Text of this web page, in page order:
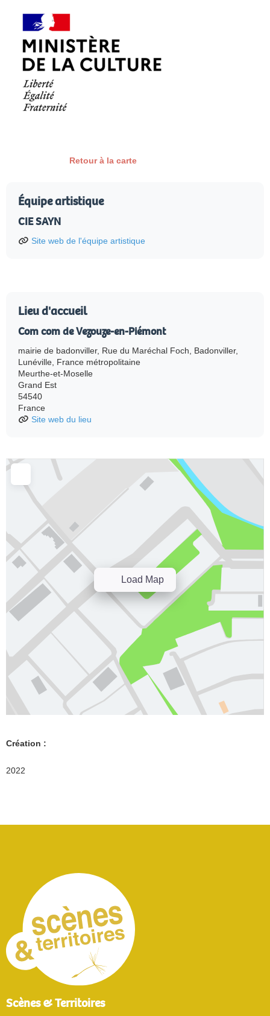
Retour à la carte
Équipe artistique
CIE SAYN
Site web de l'équipe artistique
Lieu d'accueil
Com com de Vezouze-en-Piémont
mairie de badonviller, Rue du Maréchal Foch, Badonviller,
Lunéville, France métropolitaine
Meurthe-et-Moselle
Grand Est
54540
France
Site web du lieu
Load Map
Création :
2022
Scènes & Territoires